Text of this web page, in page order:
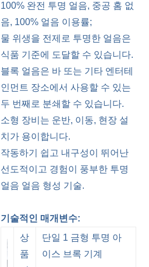
100% 완전 투명 얼음, 중공 홈 없
음, 100% 얼음 이용률;
물 위생을 전제로 투명한 얼음은
식품 기준에 도달할 수 있습니다.
블록 얼음은 바 또는 기타 엔터테
인먼트 장소에서 사용할 수 있는
두 번째로 분쇄할 수 있습니다.
소형 장비는 운반, 이동, 현장 설
치가 용이합니다.
작동하기 쉽고 내구성이 뛰어난
선도적이고 경험이 풍부한 투명
얼음 얼음 형성 기술.
기술적인 매개변수:
상
품
단일 1 금형 투명 아
이스 브록 기계